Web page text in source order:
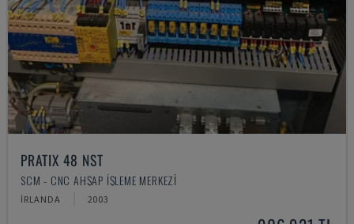
PRATIX 48 NST
SCM - CNC AHŞAP İŞLEME MERKEZI
İRLANDA 2003